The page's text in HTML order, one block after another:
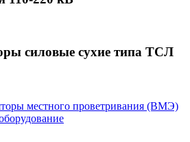
силовые сухие типа ТСЛ
местного проветривания (ВМЭ)